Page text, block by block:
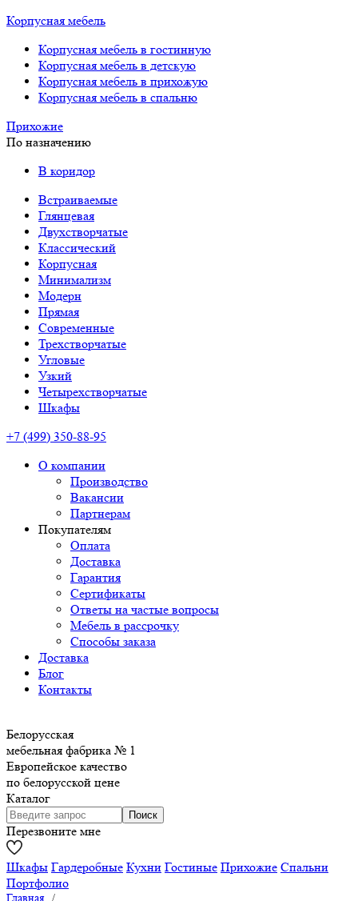
Корпусная мебель
Корпусная мебель в гостинную
Корпусная мебель в детскую
Корпусная мебель в прихожую
Корпусная мебель в спальню
Прихожие
По назначению
В коридор
Встраиваемые
Глянцевая
Двухстворчатые
Классический
Корпусная
Минимализм
Модерн
Прямая
Современные
Трехстворчатые
Угловые
Узкий
Четырехстворчатые
Шкафы
+7 (499) 350-88-95
О компании
Производство
Вакансии
Партнерам
Покупателям
Оплата
Доставка
Гарантия
Сертификаты
Ответы на частые вопросы
Мебель в рассрочку
Способы заказа
Доставка
Блог
Контакты
Белорусская
мебельная фабрика № 1
Европейское качество
по белорусской цене
Каталог
Перезвоните мне
Шкафы Гардеробные Кухни Гостиные Прихожие Спальни
Портфолио
Главная /